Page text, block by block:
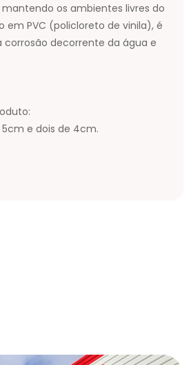
os ambientes livres do
em PVC (policloreto de vinila), é
corrosão decorrente da água e
e dois de 4cm.